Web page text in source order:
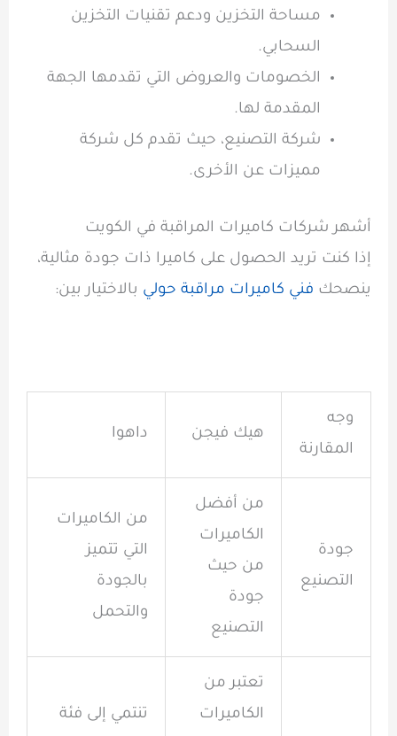
مساحة التخزين ودعم تقنيات التخزين
السحابي.
الخصومات والعروض التي تقدمها الجهة
المقدمة لها.
شركة التصنيع، حيث تقدم كل شركة
مميزات عن الأخرى.
أشهر شركات كاميرات المراقبة في الكويت
إذا كنت تريد الحصول على كاميرا ذات جودة مثالية،
ينصحك فني كاميرات مراقبة حولي بالاختيار بين:
وجه
المقارنة
هيك فيجن داهوا
جودة
التصنيع
من أفضل
الكاميرات
من حيث
جودة
التصنيع
من الكاميرات
التي تتميز
بالجودة
والتحمل
تعتبر من
الكاميرات
تنتمي إلى فئة